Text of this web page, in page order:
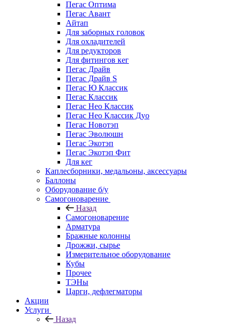
Пегас Оптима
Пегас Авант
Айтап
Для заборных головок
Для охладителей
Для редукторов
Для фитингов кег
Пегас Драйв
Пегас Драйв S
Пегас Ю Классик
Пегас Классик
Пегас Нео Классик
Пегас Нео Классик Дуо
Пегас Новотэп
Пегас Эволюшн
Пегас Экотэп
Пегас Экотэп Фит
Для кег
Каплесборники, медальоны, аксессуары
Баллоны
Оборудование б/у
Самогоноварение
Назад
Самогоноварение
Арматура
Бражные колонны
Дрожжи, сырье
Измерительное оборудование
Кубы
Прочее
ТЭНы
Царги, дефлегматоры
Акции
Услуги
Назад